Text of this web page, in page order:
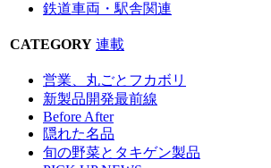
鉄道車両・駅舎関連
CATEGORY 連載
営業、丸ごとフカボリ
新製品開発最前線
Before After
隠れた名品
旬の野菜とタキゲン製品